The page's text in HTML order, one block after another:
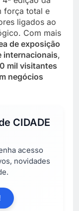
força total e
ligados ao
Com mais
de exposição
internacionais,
mil visitantes
negócios
CIDADE
acesso
novidades